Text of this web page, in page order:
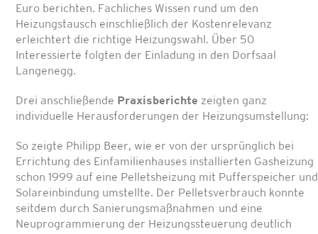
Euro berichten. Fachliches Wissen rund um den
Heizungstausch einschließlich der Kostenrelevanz
erleichtert die richtige Heizungswahl. Über 50
Interessierte folgten der Einladung in den Dorfsaal
Langenegg.
Drei anschließende Praxisberichte zeigten ganz
individuelle Herausforderungen der Heizungsumstellung:
So zeigte Philipp Beer, wie er von der ursprünglich bei
Errichtung des Einfamilienhauses installierten Gasheizung
schon 1999 auf eine Pelletsheizung mit Pufferspeicher und
Solareinbindung umstellte. Der Pelletsverbrauch konnte
seitdem durch Sanierungsmaßnahmen und eine
Neuprogrammierung der Heizungssteuerung deutlich